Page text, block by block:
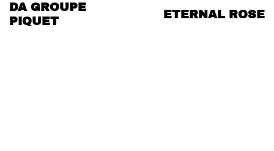
DA GROUPE
PIQUET
ETERNAL ROSE